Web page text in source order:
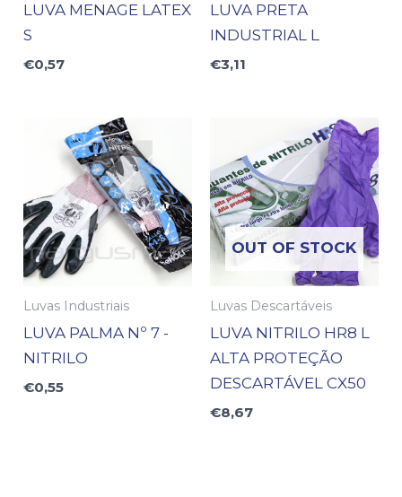
LUVA MENAGE LATEX
S
€0,57
LUVA PRETA
INDUSTRIAL L
€3,11
Luvas Industriais
LUVA PALMA Nº 7 -
NITRILO
€0,55
OUT OF STOCK
Luvas Descartáveis
LUVA NITRILO HR8 L
ALTA PROTEÇÃO
DESCARTÁVEL CX50
€8,67